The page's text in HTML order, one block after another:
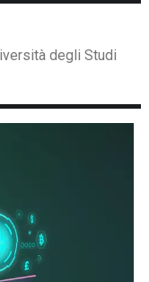
degli Studi